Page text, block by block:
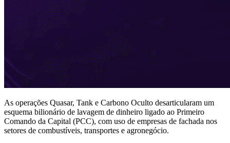
As operações Quasar, Tank e Carbono Oculto desarticularam um
esquema bilionário de lavagem de dinheiro ligado ao Primeiro
Comando da Capital (PCC), com uso de empresas de fachada nos
setores de combustíveis, transportes e agronegócio.